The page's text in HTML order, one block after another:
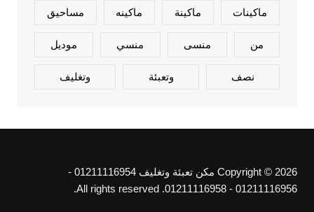
ماكينات ماكينة ماكينه مساحيق
من منسى منسي موديل
نصف وتعبئة وتغليف
Copyright © 2026 مكن تعبئة وتغليف 01211116954 -
01211116956 - 01211116958. All rights reserved.